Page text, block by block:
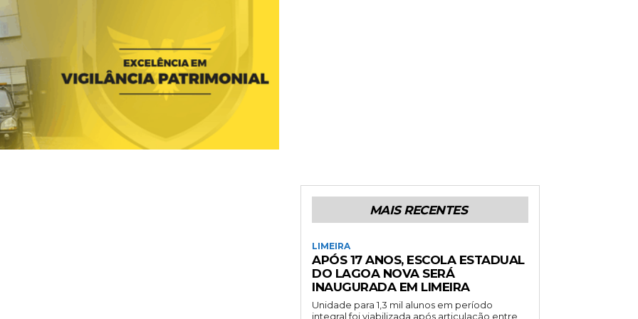
MAIS RECENTES
LIMEIRA
APÓS 17 ANOS, ESCOLA ESTADUAL
DO LAGOA NOVA SERÁ
INAUGURADA EM LIMEIRA
Unidade para 1,3 mil alunos em período
integral foi viabilizada após articulação entre